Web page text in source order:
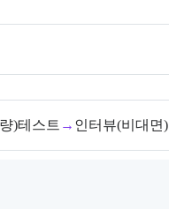
)테스트 → 인터뷰(비대면)